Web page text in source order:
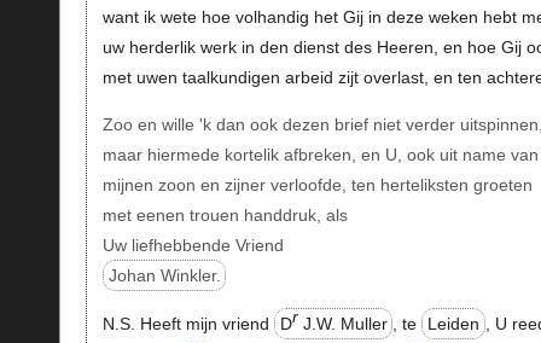
want ik wete hoe volhandig het Gij in deze weken hebt
uw herderlik werk in den dienst des Heeren, en hoe Gij
met uwen taalkundigen arbeid zijt overlast, en ten
Zoo en wille 'k dan ook dezen brief niet verder
maar hiermede kortelik afbreken, en U, ook uit name van
mijnen zoon en zijner verloofde, ten herteliksten groeten
met eenen trouen handdruk, als
Uw liefhebbende Vriend
Johan Winkler.
N.S. Heeft mijn vriend Dr J.W. Muller , te Leiden
, U